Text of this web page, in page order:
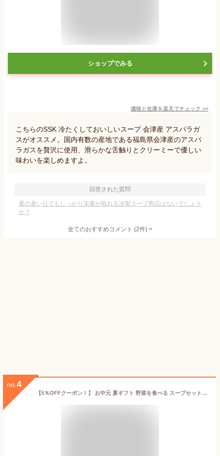
ショップでみる
価格と在庫を楽天でチェック >>
こちらのSSK 冷たくしておいしいスープ 会津産 アスパラガ
スがオススメ。国内有数の産地である福島県会津産のアスパ
ラガスを贅沢に使用、滑らかな舌触りとクリーミーで優しい
味わいを楽しめますよ。
回答された質問
夏の暑い日でもしっかり栄養が取れる冷製スープ商品はないでしょう
か？
全てのおすすめコメント (2件) >
no. 4
【5％OFFクーポン！】 お中元 夏ギフト 野菜を食べる スープセット 国産 野菜 スープ セット レトルト 野菜スープ ギフト 野菜スープセット 冷製スープ レンジ レンチンスープ ごろごろ野菜 レトルトスープ スープセットギフト レトルトスープギフト 常温保存 常温